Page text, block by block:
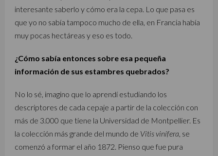
interesante saberlo y cómo era la cepa. Lo que pasa es
que yo no sabía tampoco mucho de ella, en Francia había
muy pocas hectáreas y eso es todo.
¿Cómo sabía entonces sobre esa pequeña
información de sus estambres quebrados?
No lo sé, imagino que lo aprendí estudiando los
descriptores de cada cepaje a partir de la colección con
más de 3.000 que tiene la Universidad de Montpellier. Es
la colección más grande del mundo de Vitis vinífera , se
comenzó a formar el año 1872. Pienso que fue pura